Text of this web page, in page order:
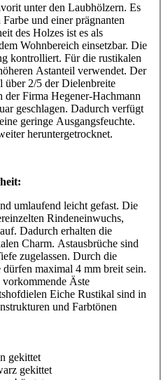
unter den Laubhölzern. Es
und einer prägnanten
des Holzes ist es als
Wohnbereich einsetzbar. Die
kontrolliert. Für die rustikalen
Astanteil verwendet. Der
über 2/5 der Dielenbreite
Firma Hegener-Hachmann
geschlagen. Dadurch verfügt
geringe Ausgangsfeuchte.
heruntergetrocknet.
umlaufend leicht gefast. Die
Rindeneinwuchs,
Dadurch erhalten die
Charm. Astausbrüche sind
zugelassen. Durch die
dürfen maximal 4 mm breit sein.
vorkommende Äste
Eiche Rustikal sind in
und Farbtönen
gekittet
gekittet